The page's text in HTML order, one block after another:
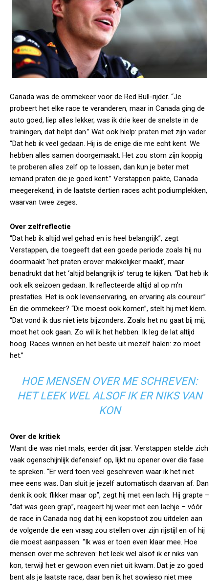
Canada was de ommekeer voor de Red Bull-rijder. “Je
probeert het elke race te veranderen, maar in Canada ging de
auto goed, liep alles lekker, was ik drie keer de snelste in de
trainingen, dat helpt dan.” Wat ook hielp: praten met zijn vader.
“Dat heb ik veel gedaan. Hij is de enige die me echt kent. We
hebben alles samen doorgemaakt. Het zou stom zijn koppig
te proberen alles zelf op te lossen, dan kun je beter met
iemand praten die je goed kent.” Verstappen pakte, Canada
meegerekend, in de laatste dertien races acht podiumplekken,
waarvan twee zeges.
Over zelfreflectie
“Dat heb ik altijd wel gehad en is heel belangrijk”, zegt
Verstappen, die toegeeft dat een goede periode zoals hij nu
doormaakt ‘het praten erover makkelijker maakt’, maar
benadrukt dat het ‘altijd belangrijk is’ terug te kijken. “Dat heb ik
ook elk seizoen gedaan. Ik reflecteerde altijd al op m’n
prestaties. Het is ook levenservaring, en ervaring als coureur.”
En die ommekeer? “Die moest ook komen”, stelt hij met klem.
“Dat vond ik dus niet iets bijzonders. Zoals het nu gaat bij mij,
moet het ook gaan. Zo wil ik het hebben. Ik leg de lat altijd
hoog. Races winnen en het beste uit mezelf halen: zo moet
het.”
HOE MENSEN OVER ME SCHREVEN:
HET LEEK WEL ALSOF IK ER NIKS VAN
KON
Over de kritiek
Want die was niet mals, eerder dit jaar. Verstappen stelde zich
vaak ogenschijnlijk defensief op, lijkt nu opener over die fase
te spreken. “Er werd toen veel geschreven waar ik het niet
mee eens was. Dan sluit je jezelf automatisch daarvan af. Dan
denk ik ook: flikker maar op”, zegt hij met een lach. Hij grapte –
“dat was geen grap”, reageert hij weer met een lachje – vóór
de race in Canada nog dat hij een kopstoot zou uitdelen aan
de volgende die een vraag zou stellen over zijn rijstijl en of hij
die moest aanpassen. “Ik was er toen even klaar mee. Hoe
mensen over me schreven: het leek wel alsof ik er niks van
kon, terwijl het er gewoon even niet uit kwam. Dat je zo goed
bent als je laatste race, daar ben ik het sowieso niet mee